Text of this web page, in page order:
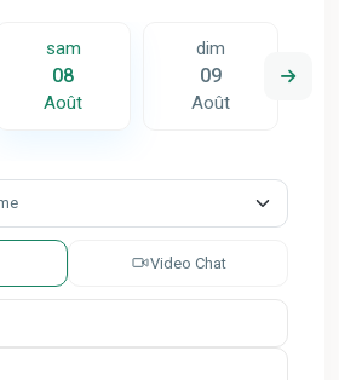
sam
08
Août
dim
09
Août
Video Chat